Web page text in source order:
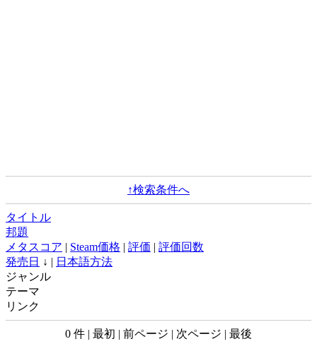
↑検索条件へ
タイトル
邦題
メタスコア | Steam価格 | 評価 | 評価回数
発売日 ↓ | 日本語方法
ジャンル
テーマ
リンク
0 件 | 最初 | 前ページ | 次ページ | 最後